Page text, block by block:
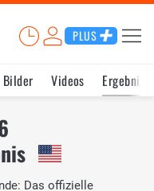
PLUS
Bilder Videos
Das offizielle